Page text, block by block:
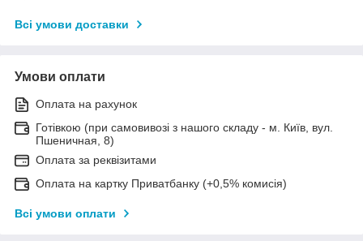
Всі умови доставки
Умови оплати
Оплата на рахунок
Готівкою (при самовивозі з нашого складу - м. Київ, вул.
Пшеничная, 8)
Оплата за реквізитами
Оплата на картку Приватбанку (+0,5% комисія)
Всі умови оплати